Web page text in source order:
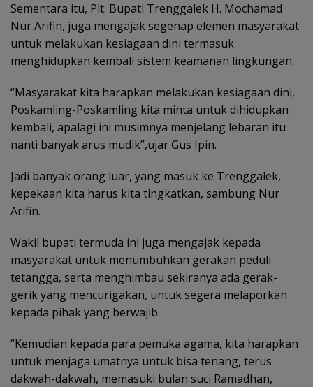
Sementara itu, Plt. Bupati Trenggalek H. Mochamad
Nur Arifin, juga mengajak segenap elemen masyarakat
untuk melakukan kesiagaan dini termasuk
menghidupkan kembali sistem keamanan lingkungan.
“Masyarakat kita harapkan melakukan kesiagaan dini,
Poskamling-Poskamling kita minta untuk dihidupkan
kembali, apalagi ini musimnya menjelang lebaran itu
nanti banyak arus mudik”,ujar Gus Ipin.
Jadi banyak orang luar, yang masuk ke Trenggalek,
kepekaan kita harus kita tingkatkan, sambung Nur
Arifin.
Wakil bupati termuda ini juga mengajak kepada
masyarakat untuk menumbuhkan gerakan peduli
tetangga, serta menghimbau sekiranya ada gerak-
gerik yang mencurigakan, untuk segera melaporkan
kepada pihak yang berwajib.
“Kemudian kepada para pemuka agama, kita harapkan
untuk menjaga umatnya untuk bisa tenang, terus
dakwah-dakwah, memasuki bulan suci Ramadhan,